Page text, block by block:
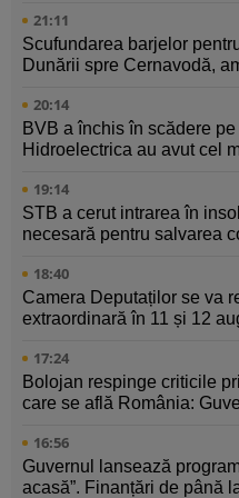
21:11
Scufundarea barjelor
Dunării spre Cernavodă,
20:14
BVB a închis în scădere
Hidroelectrica au avut cel
19:14
STB a cerut intrarea în
necesară pentru salvarea
18:40
Camera Deputaților se va
extraordinară în 11 și 12
17:24
Bolojan respinge criticile
care se află România:
16:56
Guvernul lansează
acasă”. Finanțări de până